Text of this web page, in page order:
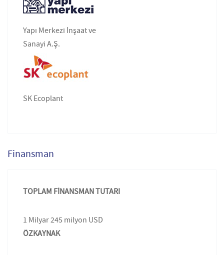
Yapı Merkezi İnşaat ve
Sanayi A.Ş.
SK Ecoplant
Finansman
TOPLAM FİNANSMAN TUTARI
1 Milyar 245 milyon USD
ÖZKAYNAK